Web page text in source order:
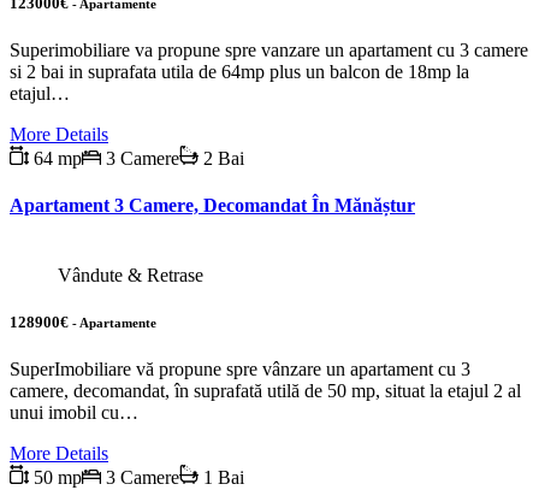
- Apartamente
Superimobiliare va propune spre vanzare un apartament cu 3 camere
si 2 bai in suprafata utila de 64mp plus un balcon de 18mp la
etajul…
More Details
64 mp
3 Camere 2 Bai
Apartament 3 Camere, Decomandat În Mănăștur
Vândute & Retrase
128900€ - Apartamente
SuperImobiliare vă propune spre vânzare un apartament cu 3
camere, decomandat, în suprafată utilă de 50 mp, situat la etajul 2 al
unui imobil cu…
More Details
50 mp
3 Camere 1 Bai